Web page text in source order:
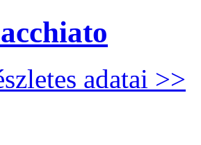
adatai >>